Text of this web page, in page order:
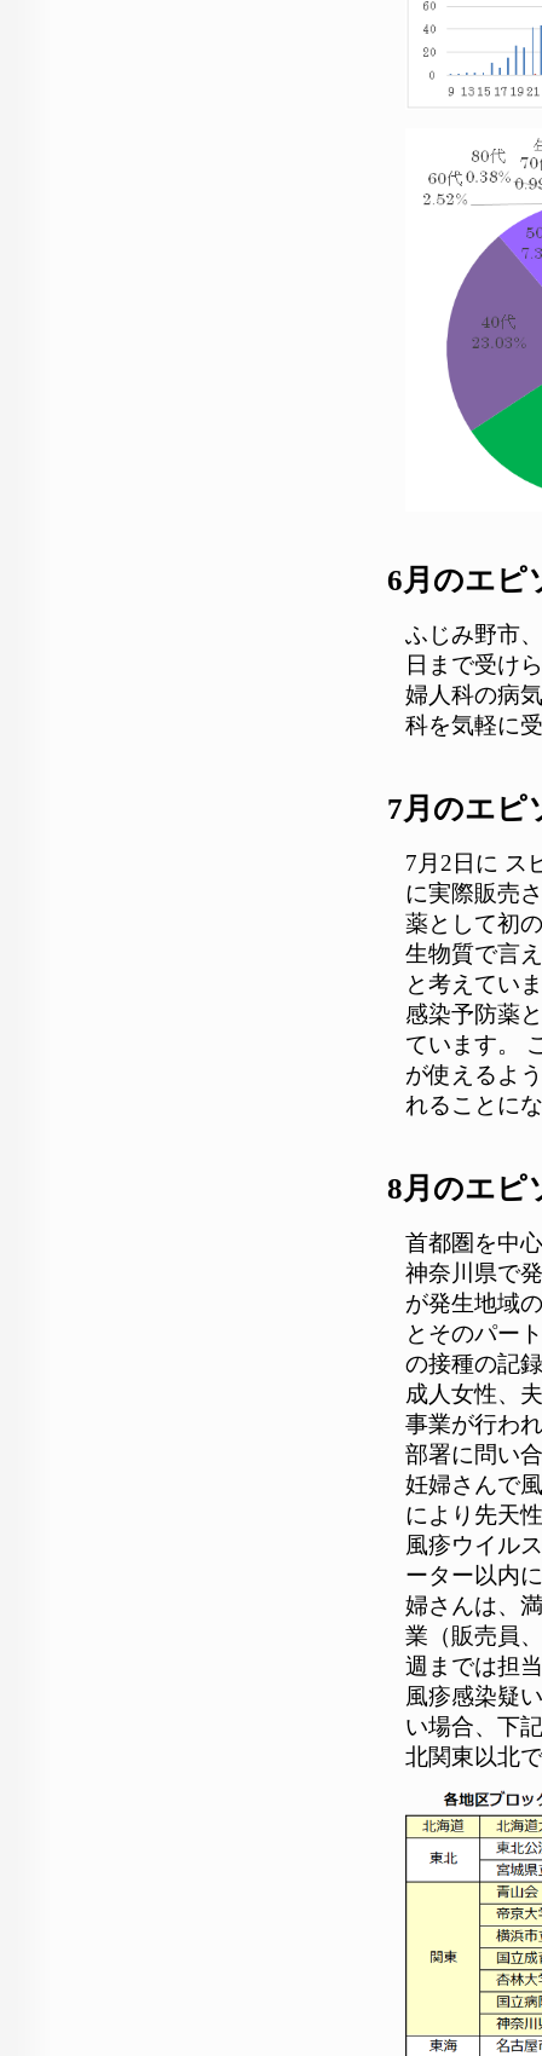
6月のエピ
ふじみ野市
日まで受け
婦人科の病
科を気軽に
7月のエピ
7月2日に ス
に実際販売
薬として初
生物質で言
と考えてい
感染予防薬
ています。
が使えるよ
れることに
8月のエピ
首都圏を中
神奈川県で
が発生地域
とそのパー
の接種の記
成人女性、
事業が行わ
部署に問い
妊婦さんで
により先天
風疹ウイル
ーター以内
婦さんは、
業（販売員
週までは担
風疹感染疑
い場合、下
北関東以北